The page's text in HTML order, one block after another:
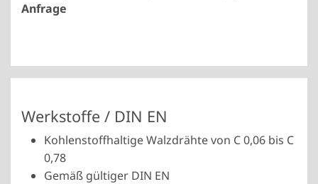
Anfrage
Werkstoffe / DIN EN
Kohlenstoffhaltige Walzdrähte von C 0,06 bis C
0,78
Gemäß gültiger DIN EN